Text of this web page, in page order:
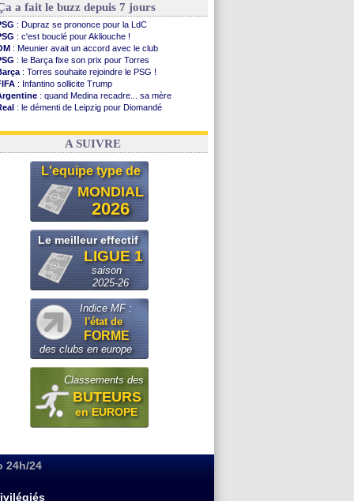
a fait le buzz depuis 7 jours
: Dupraz se prononce pour la LdC
: c'est bouclé pour Akliouche !
: Meunier avait un accord avec le club
: le Barça fixe son prix pour Torres
: Torres souhaite rejoindre le PSG !
: Infantino sollicite Trump
: quand Medina recadre... sa mère
: le démenti de Leipzig pour Diomandé
: le conseiller d'Infantino démissionne !
A SUIVRE
L'equipe type de
MONDIAL
2026
Le meilleur effectif
LIGUE 1
saison
2025-26
Indice MF :
l'état de
FORME
des clubs en europe
Classements des
BUTEURS
en EUROPE
24h/24